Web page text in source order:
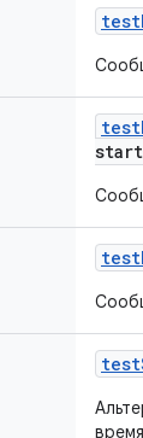
test
test
start
test
test